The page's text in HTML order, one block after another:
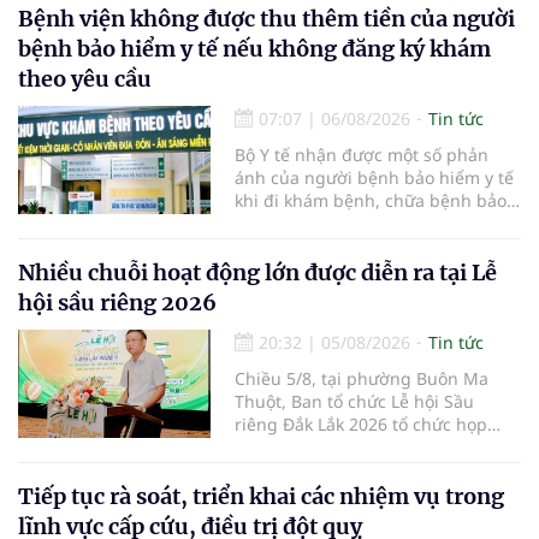
Bệnh viện không được thu thêm tiền của người
bệnh bảo hiểm y tế nếu không đăng ký khám
theo yêu cầu
07:07 | 06/08/2026
Tin tức
Bộ Y tế nhận được một số phản
ánh của người bệnh bảo hiểm y tế
khi đi khám bệnh, chữa bệnh bảo
bệnh, chữa bệnh theo yêu cầu
nhưng vẫn phải nộp thêm các chi
phần cùng chi trả.
Nhiều chuỗi hoạt động lớn được diễn ra tại Lễ
hội sầu riêng 2026
20:32 | 05/08/2026
Tin tức
Chiều 5/8, tại phường Buôn Ma
Thuột, Ban tổ chức Lễ hội Sầu
riêng Đắk Lắk 2026 tổ chức họp
hội Sầu riêng Đắk Lắk năm 2026 có
chủ đề “Sầu riêng Đắk Lắk – Kết nối
Tiếp tục rà soát, triển khai các nhiệm vụ trong
lĩnh vực cấp cứu, điều trị đột quỵ